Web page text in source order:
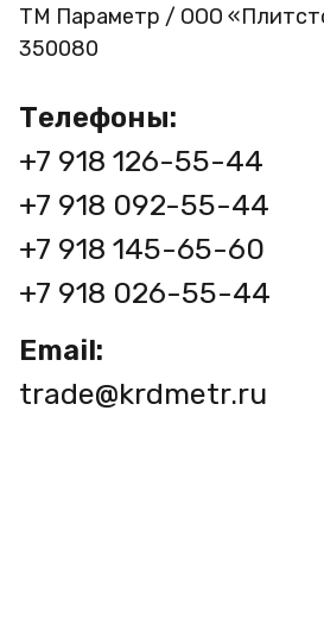
ТМ Параметр / ООО
350080
Телефоны:
+7 918 126-55-44
+7 918 092-55-44
+7 918 145-65-60
+7 918 026-55-44
Email:
trade@krdmetr.ru